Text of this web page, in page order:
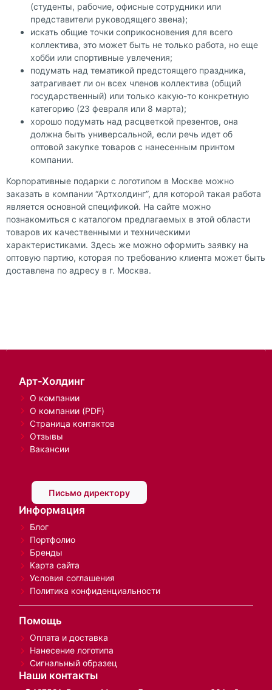
(студенты, рабочие, офисные сотрудники или
представители руководящего звена);
искать общие точки соприкосновения для всего
коллектива, это может быть не только работа, но еще
хобби или спортивные увлечения;
подумать над тематикой предстоящего праздника,
затрагивает ли он всех членов коллектива (общий
государственный) или только какую-то конкретную
категорию (23 февраля или 8 марта);
хорошо подумать над расцветкой презентов, она
должна быть универсальной, если речь идет об
оптовой закупке товаров с нанесенным принтом
компании.
Корпоративные подарки с логотипом в Москве можно
заказать в компании “Артхолдинг”, для которой такая работа
является основной спецификой. На сайте можно
познакомиться с каталогом предлагаемых в этой области
товаров их качественными и техническими
характеристиками. Здесь же можно оформить заявку на
оптовую партию, которая по требованию клиента может быть
доставлена по адресу в г. Москва.
Арт-Холдинг
О компании
О компании (PDF)
Страница контактов
Отзывы
Вакансии
Письмо директору
Информация
Блог
Портфолио
Бренды
Карта сайта
Условия соглашения
Политика конфиденциальности
Помощь
Оплата и доставка
Нанесение логотипа
Сигнальный образец
Наши контакты